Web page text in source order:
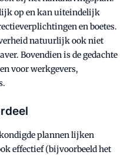
op en kan uiteindelijk
en boetes.
natuurlijk ook niet
Bovendien is de gedachte
voor werkgevers,
plannen lijken
effectief (bijvoorbeeld het